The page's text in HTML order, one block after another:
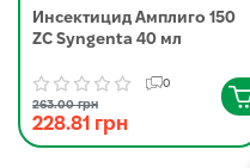
Инсектицид Амплиго 150
ZC Syngenta 40 мл
0
263.00 грн
228.81 грн